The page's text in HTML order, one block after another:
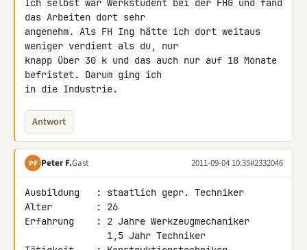
Ich selbst war Werkstudent bei der FHG und fand
das Arbeiten dort sehr
angenehm. Als FH Ing hätte ich dort weitaus
weniger verdient als du, nur
knapp über 30 k und das auch nur auf 18 Monate
befristet. Darum ging ich
in die Industrie.
Antwort
PF Peter F.Gast 2011-09-04 10:35#2332046
Ausbildung   : staatlich gepr. Techniker
Alter        : 26
Erfahrung    : 2 Jahre Werkzeugmechaniker